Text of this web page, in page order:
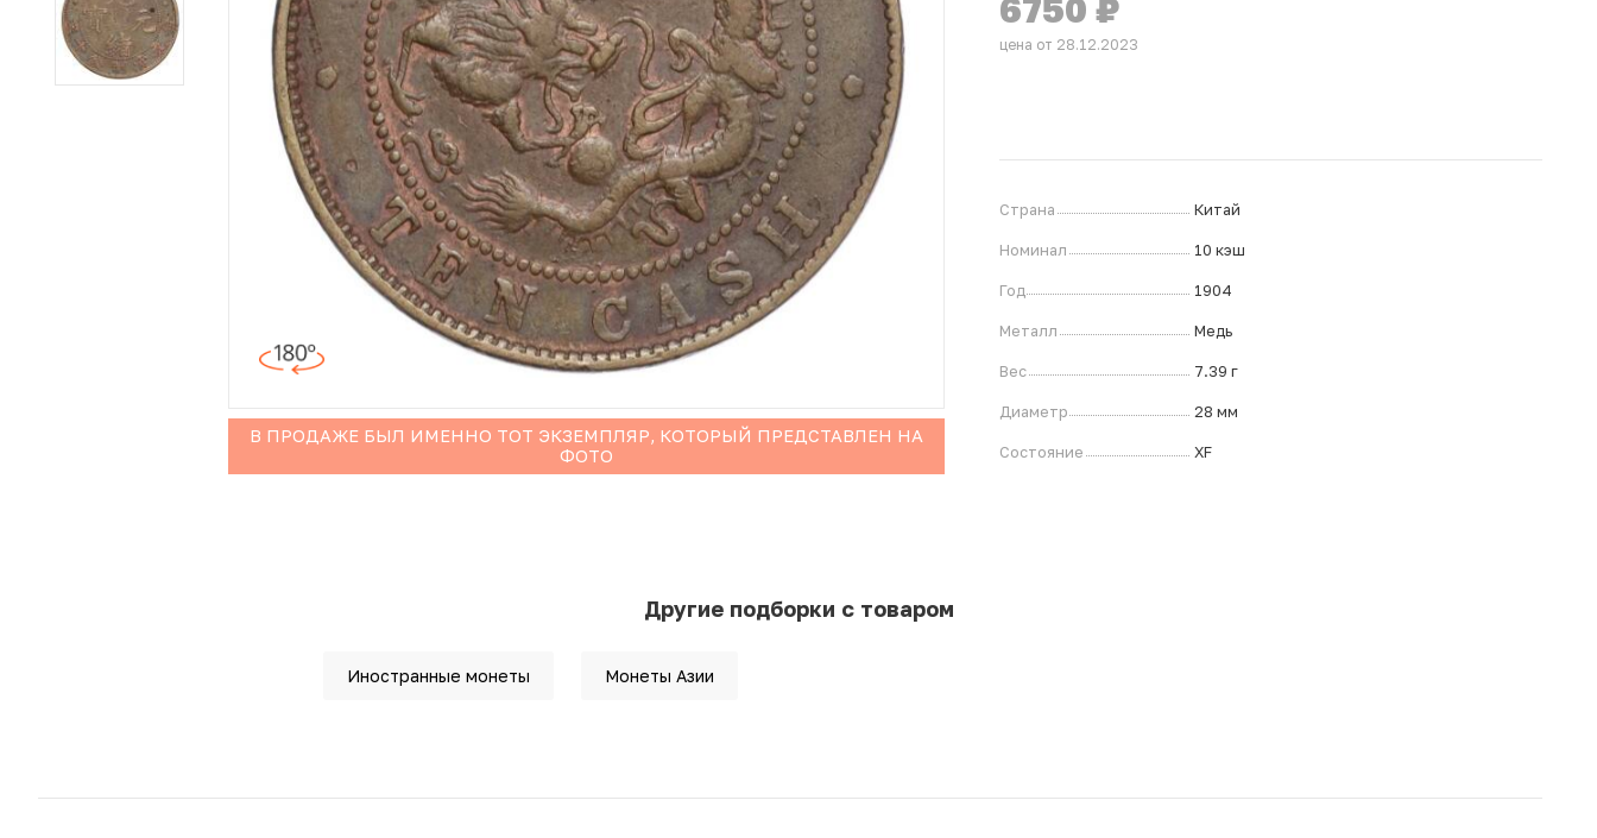
Иностранные монеты
Неофициальные выпуски монет (Unusual)
Античные и средневековые монеты
В ПРОДАЖЕ БЫЛ ИМЕННО ТОТ ЭКЗЕМПЛЯР, КОТОРЫЙ ПРЕДСТАВЛЕН НА
ФОТО
6750₽
цена от 28.12.2023
Страна Китай
Номинал 10 кэш
Год 1904
Металл Медь
Вес 7.39 г
Диаметр 28 мм
Состояние XF
Другие подборки с товаром
Иностранные монеты Монеты Азии